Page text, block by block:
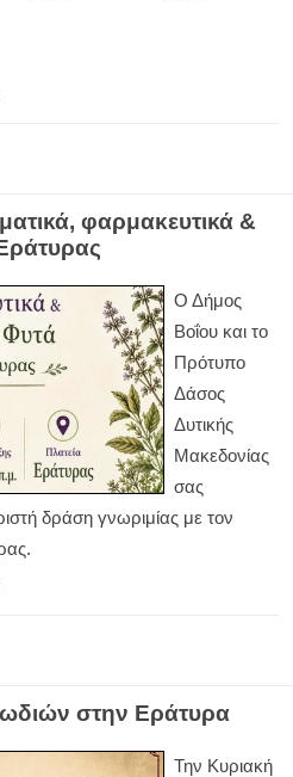
φαρμακευτικά &
Ο Δήμος
Βοΐου και το
Πρότυπο
Δάσος
Δυτικής
Μακεδονίας
σας
δράση γνωριμίας με τον
στην Εράτυρα
Την Κυριακή